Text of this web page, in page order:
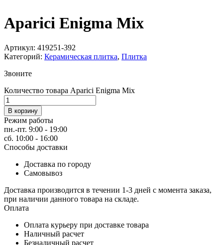
Aparici Enigma Mix
Артикул: 419251-392
Категорий: Керамическая плитка, Плитка
Звоните
Количество товара Aparici Enigma Mix
В корзину
Режим работы
пн.-пт. 9:00 - 19:00
сб. 10:00 - 16:00
Способы доставки
Доставка по городу
Самовывоз
Доставка производится в течении 1-3 дней с момента заказа,
при наличии данного товара на складе.
Оплата
Оплата курьеру при доставке товара
Наличный расчет
Безналичный расчет